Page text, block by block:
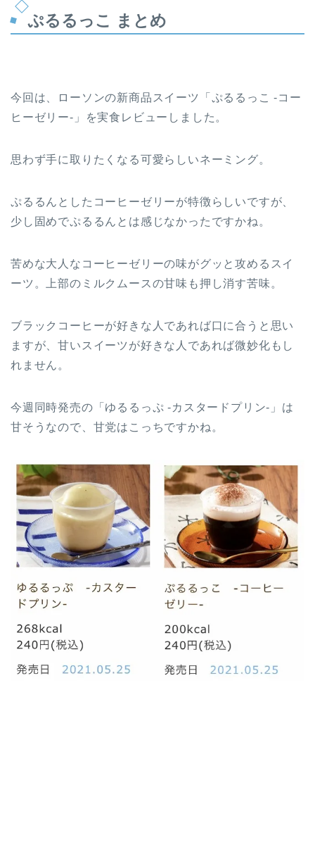
ぷるるっこ まとめ
今回は、ローソンの新商品スイーツ「ぷるるっこ -コー
ヒーゼリー-」を実食レビューしました。
思わず手に取りたくなる可愛らしいネーミング。
ぷるるんとしたコーヒーゼリーが特徴らしいですが、
少し固めでぷるるんとは感じなかったですかね。
苦めな大人なコーヒーゼリーの味がグッと攻めるスイ
ーツ。上部のミルクムースの甘味も押し消す苦味。
ブラックコーヒーが好きな人であれば口に合うと思い
ますが、甘いスイーツが好きな人であれば微妙化もし
れません。
今週同時発売の「ゆるるっぷ -カスタードプリン-」は
甘そうなので、甘党はこっちですかね。